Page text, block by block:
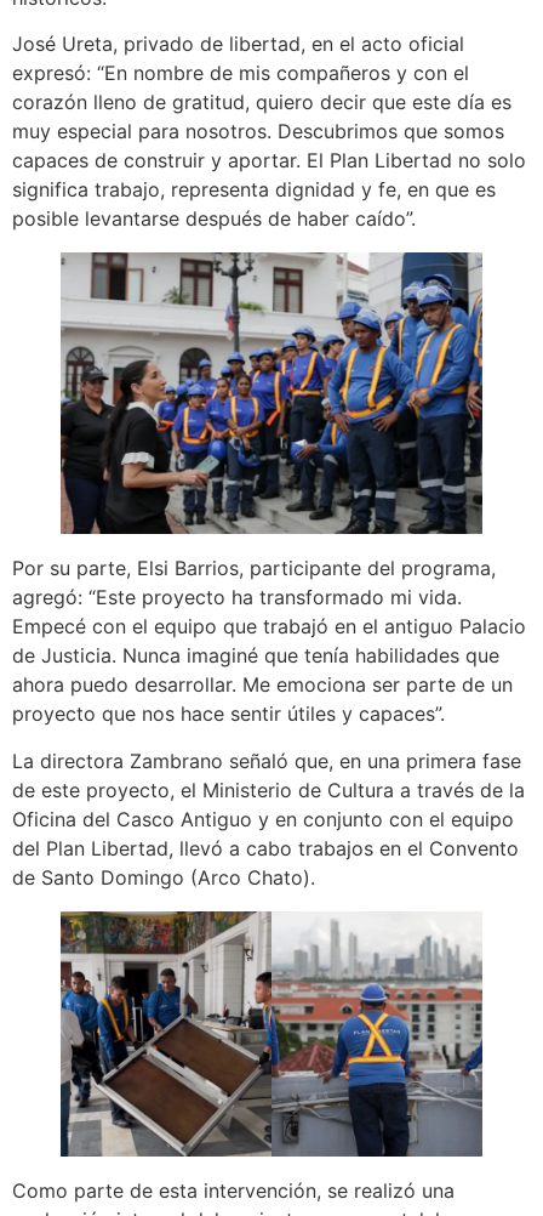
José Ureta, privado de libertad, en el acto oficial
expresó: “En nombre de mis compañeros y con el
corazón lleno de gratitud, quiero decir que este día es
muy especial para nosotros. Descubrimos que somos
capaces de construir y aportar. El Plan Libertad no solo
significa trabajo, representa dignidad y fe, en que es
posible levantarse después de haber caído”.
Por su parte, Elsi Barrios, participante del programa,
agregó: “Este proyecto ha transformado mi vida.
Empecé con el equipo que trabajó en el antiguo Palacio
de Justicia. Nunca imaginé que tenía habilidades que
ahora puedo desarrollar. Me emociona ser parte de un
proyecto que nos hace sentir útiles y capaces”.
La directora Zambrano señaló que, en una primera fase
de este proyecto, el Ministerio de Cultura a través de la
Oficina del Casco Antiguo y en conjunto con el equipo
del Plan Libertad, llevó a cabo trabajos en el Convento
de Santo Domingo (Arco Chato).
Como parte de esta intervención, se realizó una